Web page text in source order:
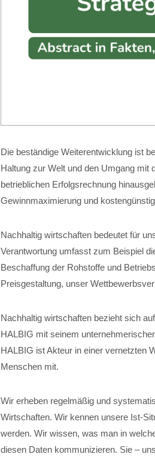
Die beständige Weiterentwicklung ist
Haltung zur Welt und den Umgang mit
betrieblichen Erfolgsrechnung
Gewinnmaximierung und
Nachhaltig wirtschaften bedeutet für
Verantwortung umfasst zum Beispiel
Beschaffung der Rohstoffe und
Preisgestaltung, unser
Nachhaltig wirtschaften bezieht sich
HALBIG mit seinem
HALBIG ist Akteur in einer vernetzten
Menschen mit.
Wir erheben regelmäßig und
Wirtschaften. Wir kennen unsere Ist-
werden. Wir wissen, was man in
diesen Daten kommunizieren. Sie –